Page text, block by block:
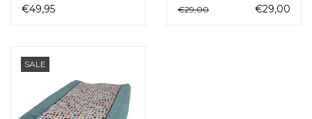
voor Stuva
€49,95
Grijs
€29,00 €29,00
SALE